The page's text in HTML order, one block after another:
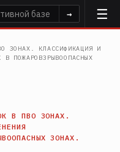
→
ЗОНАХ. КЛАССИФИКАЦИЯ И
В ПОЖАРОВЗРЫВООПАСНЫХ
В ПВО ЗОНАХ.
ЗОНАХ.